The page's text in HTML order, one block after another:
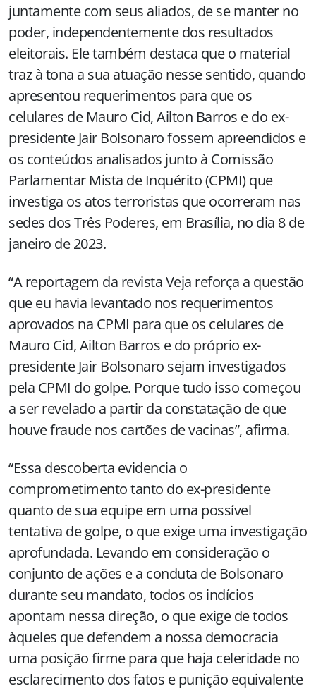
juntamente com seus aliados, de se manter no
poder, independentemente dos resultados
eleitorais. Ele também destaca que o material
traz à tona a sua atuação nesse sentido, quando
apresentou requerimentos para que os
celulares de Mauro Cid, Ailton Barros e do ex-
presidente Jair Bolsonaro fossem apreendidos e
os conteúdos analisados junto à Comissão
Parlamentar Mista de Inquérito (CPMI) que
investiga os atos terroristas que ocorreram nas
sedes dos Três Poderes, em Brasília, no dia 8 de
janeiro de 2023.
“A reportagem da revista Veja reforça a questão
que eu havia levantado nos requerimentos
aprovados na CPMI para que os celulares de
Mauro Cid, Ailton Barros e do próprio ex-
presidente Jair Bolsonaro sejam investigados
pela CPMI do golpe. Porque tudo isso começou
a ser revelado a partir da constatação de que
houve fraude nos cartões de vacinas”, afirma.
“Essa descoberta evidencia o
comprometimento tanto do ex-presidente
quanto de sua equipe em uma possível
tentativa de golpe, o que exige uma investigação
aprofundada. Levando em consideração o
conjunto de ações e a conduta de Bolsonaro
durante seu mandato, todos os indícios
apontam nessa direção, o que exige de todos
àqueles que defendem a nossa democracia
uma posição firme para que haja celeridade no
esclarecimento dos fatos e punição equivalente